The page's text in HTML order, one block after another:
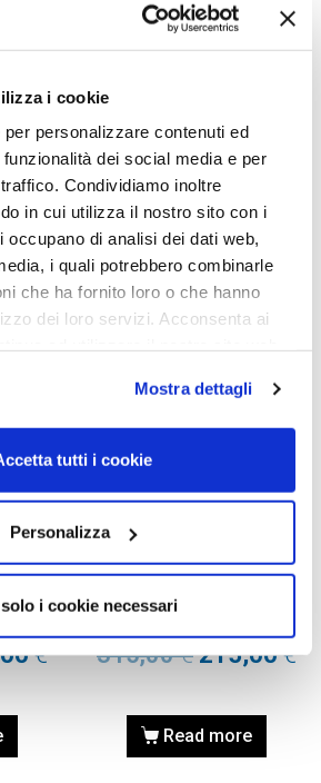
i cookie
personalizzare contenuti ed
dei social media e per
Condividiamo inoltre
in cui utilizza il nostro sito con i
occupano di analisi dei dati web,
i quali potrebbero combinarle
che ha fornito loro o che hanno
dei loro servizi. Acconsenta ai
Mostra dettagli
tutti i cookie
Personalizza
i cookie necessari
saranno disponibili per la
out
8134
€
Sold out
OCCHIALI DA VISTA
OCCHIALE DA VISTA
TIFFANY TF2161B – 8134
Calibro 56
315,00€ 215,00€
Read more